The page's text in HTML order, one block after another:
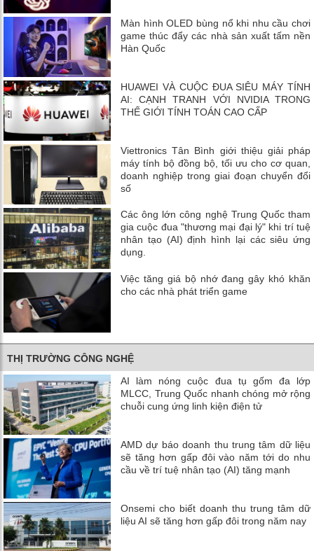
Màn hình OLED bùng nổ khi nhu cầu chơi
game thúc đẩy các nhà sản xuất tấm nền
Hàn Quốc
HUAWEI VÀ CUỘC ĐUA SIÊU MÁY TÍNH
AI: CẠNH TRANH VỚI NVIDIA TRONG
THẾ GIỚI TÍNH TOÁN CAO CẤP
Viettronics Tân Bình giới thiệu giải pháp
máy tính bộ đồng bộ, tối ưu cho cơ quan,
doanh nghiệp trong giai đoạn chuyển đổi
số
Các ông lớn công nghệ Trung Quốc tham
gia cuộc đua "thương mại đại lý" khi trí tuệ
nhân tạo (AI) định hình lại các siêu ứng
dụng.
Việc tăng giá bộ nhớ đang gây khó khăn
cho các nhà phát triển game
THỊ TRƯỜNG CÔNG NGHỆ
AI làm nóng cuộc đua tụ gốm đa lớp
MLCC, Trung Quốc nhanh chóng mở rộng
chuỗi cung ứng linh kiện điện tử
AMD dự báo doanh thu trung tâm dữ liệu
sẽ tăng hơn gấp đôi vào năm tới do nhu
cầu về trí tuệ nhân tạo (AI) tăng mạnh
Onsemi cho biết doanh thu trung tâm dữ
liệu AI sẽ tăng hơn gấp đôi trong năm nay